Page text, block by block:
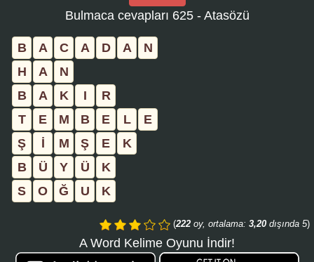
bulmaca
girin
ve
Bulmaca cevapları 625 - Atasözü
B A C A D A
N
H
A
N
B
A K I
R
T
E M B E L
E
Ş
İ M Ş E
K
B
Ü Y Ü
K
S
O Ğ U K
(222 oy, ortalama: 3,20 dışında 5)
A Word Kelime Oyunu İndir!